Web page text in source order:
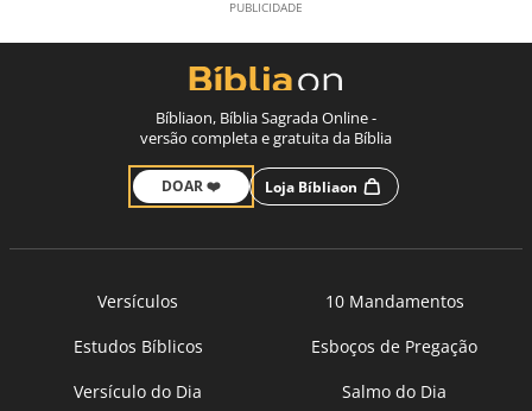
Bíbliaon, Bíblia Sagrada Online -
versão completa e gratuita da Bíblia
DOAR ❤️ Loja Bíbliaon
Versículos
10 Mandamentos
Estudos Bíblicos
Esboços de Pregação
Versículo do Dia
Salmo do Dia